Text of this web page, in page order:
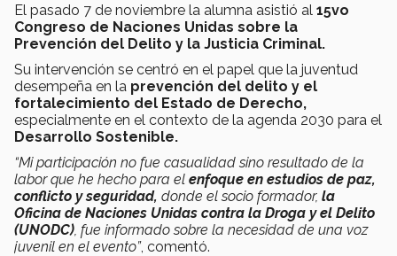
El pasado 7 de noviembre la alumna asistió al 15vo
Congreso de Naciones Unidas sobre la
Prevención del Delito y la Justicia Criminal.
Su intervención se centró en el papel que la juventud
desempeña en la prevención del delito y el
fortalecimiento del Estado de Derecho,
especialmente en el contexto de la agenda 2030 para el
Desarrollo Sostenible.
“Mi participación no fue casualidad sino resultado de la
labor que he hecho para el enfoque en estudios de paz,
conflicto y seguridad, donde el socio formador, la
Oficina de Naciones Unidas contra la Droga y el Delito
(UNODC) , fue informado sobre la necesidad de una voz
juvenil en el evento”, comentó.